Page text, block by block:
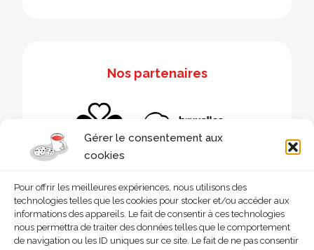
Gérer le consentement aux
cookies
Pour offrir les meilleures expériences, nous utilisons des
technologies telles que les cookies pour stocker et/ou accéder aux
informations des appareils. Le fait de consentir à ces technologies
nous permettra de traiter des données telles que le comportement
de navigation ou les ID uniques sur ce site. Le fait de ne pas consentir
Nos partenaires